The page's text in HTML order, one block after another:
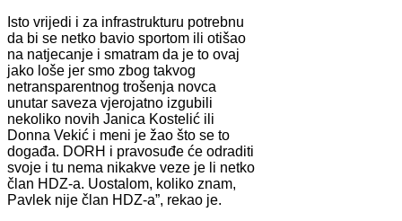
Isto vrijedi i za infrastrukturu potrebnu
da bi se netko bavio sportom ili otišao
na natjecanje i smatram da je to ovaj
jako loše jer smo zbog takvog
netransparentnog trošenja novca
unutar saveza vjerojatno izgubili
nekoliko novih Janica Kostelić ili
Donna Vekić i meni je žao što se to
događa. DORH i pravosuđe će odraditi
svoje i tu nema nikakve veze je li netko
član HDZ-a. Uostalom, koliko znam,
Pavlek nije član HDZ-a”, rekao je.